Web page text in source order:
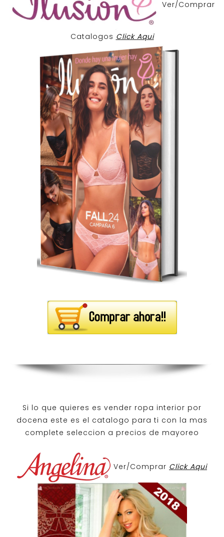
Ver/Comprar
Catalogos Click Aqui
Si lo que quieres es vender ropa interior por
docena este es el catalogo para ti con la mas
complete seleccion a precios de mayoreo
Ver/Comprar Click Aqui